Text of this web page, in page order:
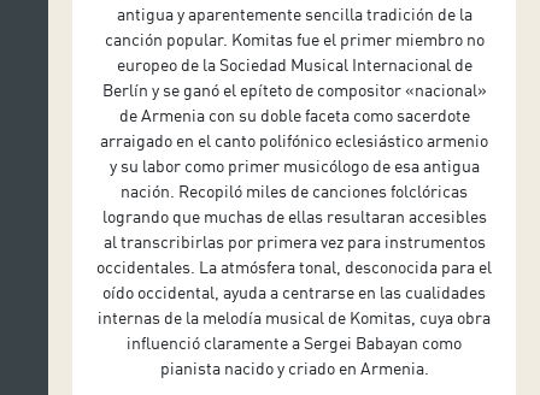
antigua y aparentemente sencilla tradición de la
canción popular. Komitas fue el primer miembro no
europeo de la Sociedad Musical Internacional de
Berlín y se ganó el epíteto de compositor «nacional»
de Armenia con su doble faceta como sacerdote
arraigado en el canto polifónico eclesiástico armenio
y su labor como primer musicólogo de esa antigua
nación. Recopiló miles de canciones folclóricas
logrando que muchas de ellas resultaran accesibles
al transcribirlas por primera vez para instrumentos
occidentales. La atmósfera tonal, desconocida para el
oído occidental, ayuda a centrarse en las cualidades
internas de la melodía musical de Komitas, cuya obra
influenció claramente a Sergei Babayan como
pianista nacido y criado en Armenia.